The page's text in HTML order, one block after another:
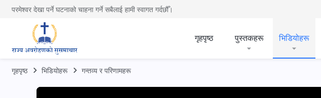
परमेश्वर देखा पर्ने घटनाको चाहना गर्ने सबैलाई हामी स्वागत गर्दछौँ।
गृहपृष्ठ पुस्तकहरू भिडियोहरू
गृहपृष्ठ भिडियोहरू गन्तव्य र परिणामहरू